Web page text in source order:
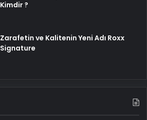
Kimdir ?
Zarafetin ve Kalitenin Yeni Adı Roxx
Signature